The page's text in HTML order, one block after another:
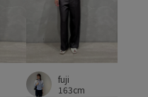
fuji
163cm